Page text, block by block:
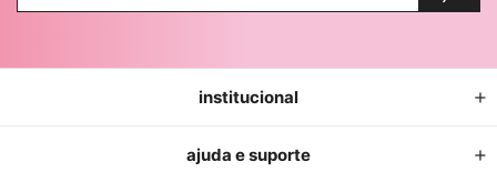
institucional
ajuda e suporte